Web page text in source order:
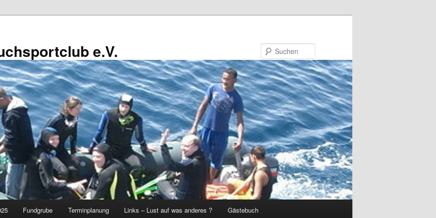
e.V.
Fundgrube Terminplanung Links – Lust auf was anderes ? Gästebuch